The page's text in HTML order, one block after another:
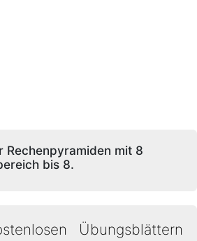
mit 8
bis 8.
Übungsblättern